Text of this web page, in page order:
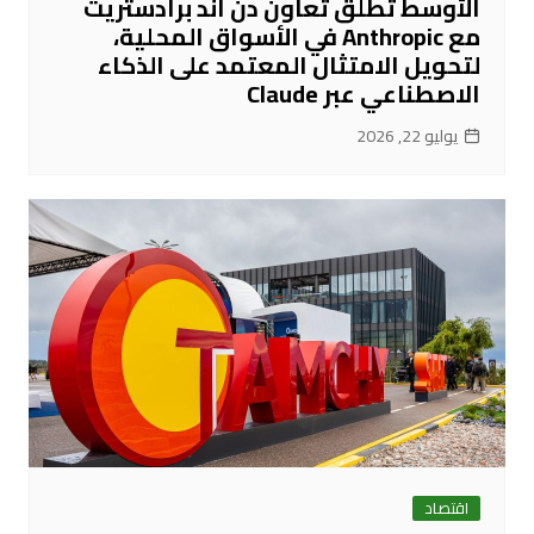
مع Anthropic في الأسواق المحلية،
لتحويل الامتثال المعتمد على الذكاء
الاصطناعي عبر Claude
يوليو 22, 2026
اقتصاد